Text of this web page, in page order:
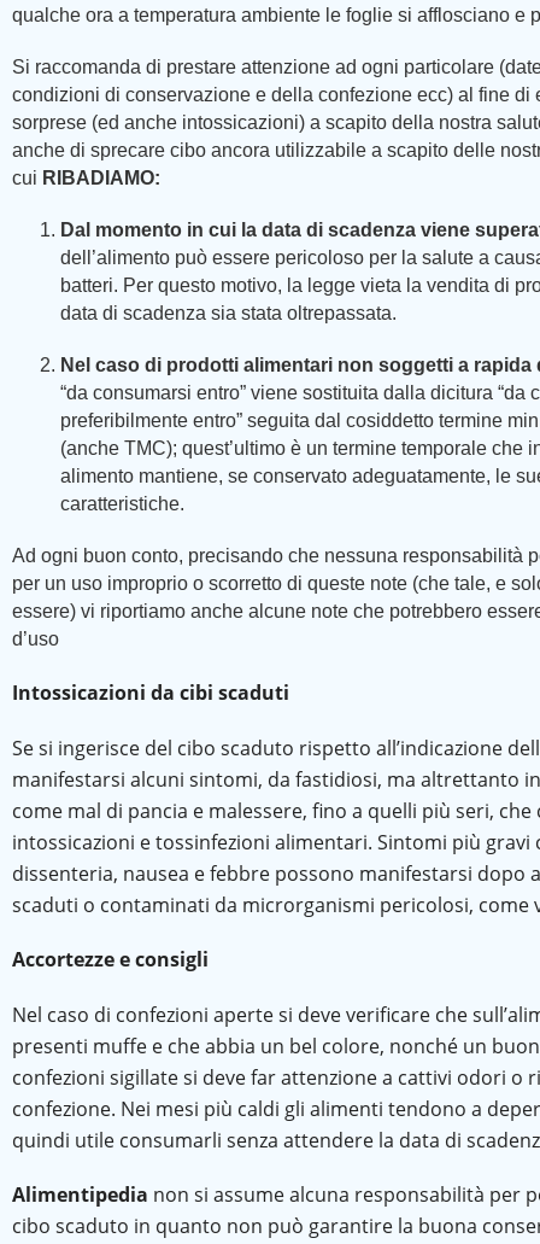
qualche ora a temperatura ambiente le foglie si afflosciano e
Si raccomanda di prestare attenzione ad ogni particolare
condizioni di conservazione e della confezione ecc) al fine di
sorprese (ed anche intossicazioni) a scapito della nostra
anche di sprecare cibo ancora utilizzabile a scapito delle
cui RIBADIAMO:
Dal momento in cui la data di scadenza viene
dell’alimento può essere pericoloso per la salute a
batteri. Per questo motivo, la legge vieta la vendita di
data di scadenza sia stata oltrepassata.
Nel caso di prodotti alimentari non soggetti a rapida
“da consumarsi entro” viene sostituita dalla dicitura “da
preferibilmente entro” seguita dal cosiddetto termine
(anche TMC); quest’ultimo è un termine temporale che
alimento mantiene, se conservato adeguatamente, le
caratteristiche.
Ad ogni buon conto, precisando che nessuna responsabilità
per un uso improprio o scorretto di queste note (che tale, e
essere) vi riportiamo anche alcune note che potrebbero
d’uso
Intossicazioni da cibi scaduti
Se si ingerisce del cibo scaduto rispetto all’indicazione
manifestarsi alcuni sintomi, da fastidiosi, ma altrettanto
come mal di pancia e malessere, fino a quelli più seri,
intossicazioni e tossinfezioni alimentari. Sintomi più gravi
dissenteria, nausea e febbre possono manifestarsi dopo
scaduti o contaminati da microrganismi pericolosi, come
Accortezze e consigli
Nel caso di confezioni aperte si deve verificare che
presenti muffe e che abbia un bel colore, nonché un
confezioni sigillate si deve far attenzione a cattivi odori o
confezione. Nei mesi più caldi gli alimenti tendono a
quindi utile consumarli senza attendere la data di
Alimentipedia non si assume alcuna responsabilità per
cibo scaduto in quanto non può garantire la buona